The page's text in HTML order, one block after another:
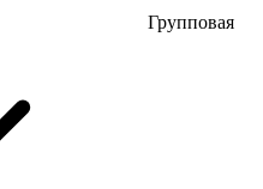
Групповая